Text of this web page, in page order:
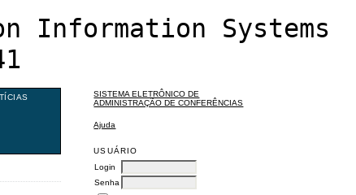
Information Systems
SISTEMA ELETRÔNICO DE
ADMINISTRAÇÃO DE CONFERÊNCIAS
Ajuda
USUÁRIO
Login
Senha